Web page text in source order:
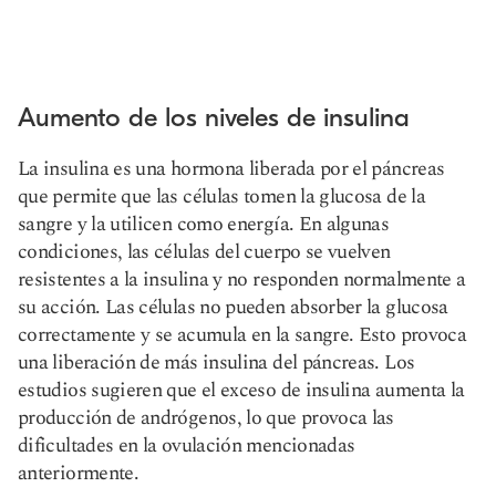
Aumento de los niveles de insulina
La insulina es una hormona liberada por el páncreas
que permite que las células tomen la glucosa de la
sangre y la utilicen como energía. En algunas
condiciones, las células del cuerpo se vuelven
resistentes a la insulina y no responden normalmente a
su acción. Las células no pueden absorber la glucosa
correctamente y se acumula en la sangre. Esto provoca
una liberación de más insulina del páncreas. Los
estudios sugieren que el exceso de insulina aumenta la
producción de andrógenos, lo que provoca las
dificultades en la ovulación mencionadas
anteriormente.